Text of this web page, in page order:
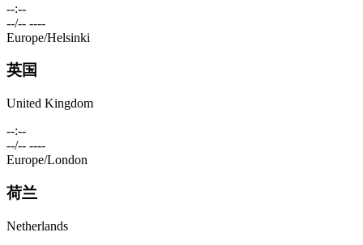
--:--
--/-- ----
Europe/Helsinki
英国
United Kingdom
--:--
--/-- ----
Europe/London
荷兰
Netherlands